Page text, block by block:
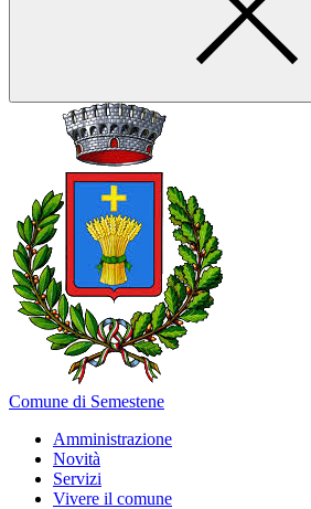
Comune di Semestene
Amministrazione
Novità
Servizi
Vivere il comune